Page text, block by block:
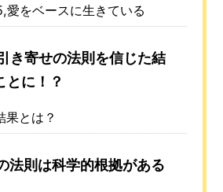
愛をベースに生きている
き寄せの法則を信じた結
とに！？
果とは？
法則は科学的根拠がある